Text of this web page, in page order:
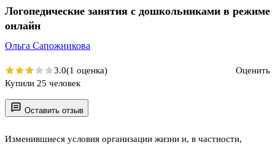
Оставить отзыв
Изменившиеся условия организации жизни и, в частности,
Логопедические занятия с дошкольниками в режиме
онлайн
Ольга Сапожникова
3.0(1 оценка)
Оценить
Купили 25 человек